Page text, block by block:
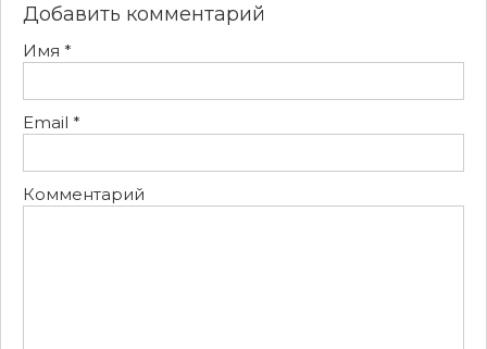
Добавить комментарий
Имя *
Email *
Комментарий